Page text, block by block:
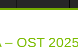
– OST